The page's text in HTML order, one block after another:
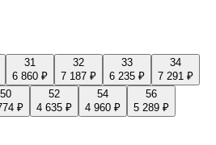
31
6 860 ₽
32
7 187 ₽
33
6 235 ₽
34
7 291 ₽
50
₽
52
4 635 ₽
54
4 960 ₽
56
5 289 ₽